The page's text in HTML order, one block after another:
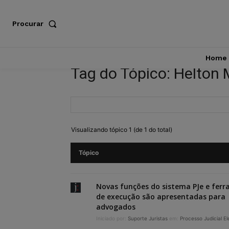
Procurar
Home
Tag do Tópico: Helton
Visualizando tópico 1 (de 1 do total)
Tópico
Novas funções do sistema PJe e
de execução são apresentadas para
advogados
Iniciado por: Suporte Juristas em: Processo Judicial